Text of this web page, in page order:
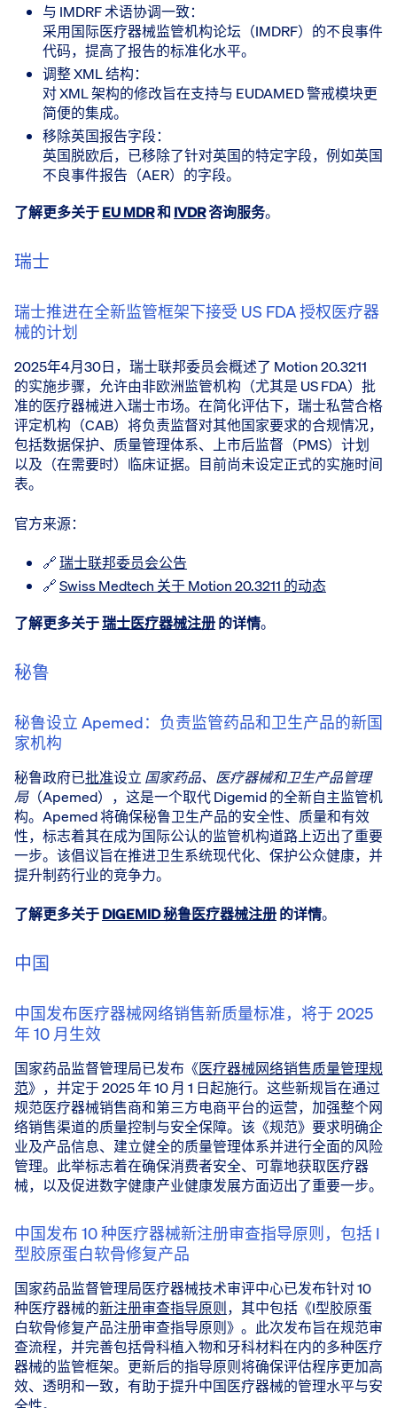
与 IMDRF 术语协调一致：
采用国际医疗器械监管机构论坛（IMDRF）的不良事件
代码，提高了报告的标准化水平。
调整 XML 结构：
对 XML 架构的修改旨在支持与 EUDAMED 警戒模块更
简便的集成。
移除英国报告字段：
英国脱欧后，已移除了针对英国的特定字段，例如英国
不良事件报告（AER）的字段。
了解更多关于EU MDR和 IVDR咨询服务。
瑞士
瑞士推进在全新监管框架下接受 US FDA 授权医疗器
械的计划
2025年4月30日，瑞士联邦委员会概述了 Motion 20.3211
的实施步骤，允许由非欧洲监管机构（尤其是 US FDA）批
准的医疗器械进入瑞士市场。在简化评估下，瑞士私营合格
评定机构（CAB）将负责监督对其他国家要求的合规情况，
包括数据保护、质量管理体系、上市后监督（PMS）计划
以及（在需要时）临床证据。目前尚未设定正式的实施时间
表。
官方来源：
🔗瑞士联邦委员会公告
🔗Swiss Medtech 关于 Motion 20.3211 的动态
了解更多关于瑞士医疗器械注册的详情。
秘鲁
秘鲁设立 Apemed：负责监管药品和卫生产品的新国
家机构
秘鲁政府已批准设立 国家药品、医疗器械和卫生产品管理
局（Apemed），这是一个取代 Digemid 的全新自主监管机
构。Apemed 将确保秘鲁卫生产品的安全性、质量和有效
性，标志着其在成为国际公认的监管机构道路上迈出了重要
一步。该倡议旨在推进卫生系统现代化、保护公众健康，并
提升制药行业的竞争力。
了解更多关于DIGEMID 秘鲁医疗器械注册的详情。
中国
中国发布医疗器械网络销售新质量标准，将于 2025
年 10 月生效
国家药品监督管理局已发布《医疗器械网络销售质量管理规
范》，并定于 2025 年 10 月 1 日起施行。这些新规旨在通过
规范医疗器械销售商和第三方电商平台的运营，加强整个网
络销售渠道的质量控制与安全保障。该《规范》要求明确企
业及产品信息、建立健全的质量管理体系并进行全面的风险
管理。此举标志着在确保消费者安全、可靠地获取医疗器
械，以及促进数字健康产业健康发展方面迈出了重要一步。
中国发布 10 种医疗器械新注册审查指导原则，包括 I
型胶原蛋白软骨修复产品
国家药品监督管理局医疗器械技术审评中心已发布针对 10
种医疗器械的新注册审查指导原则，其中包括《I型胶原蛋
白软骨修复产品注册审查指导原则》。此次发布旨在规范审
查流程，并完善包括骨科植入物和牙科材料在内的多种医疗
器械的监管框架。更新后的指导原则将确保评估程序更加高
效、透明和一致，有助于提升中国医疗器械的管理水平与安